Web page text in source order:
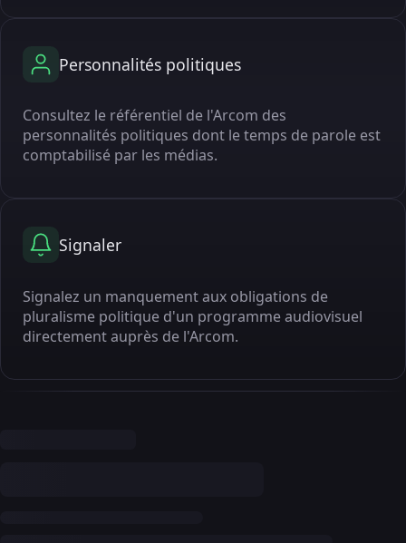
Personnalités politiques
Consultez le référentiel de l'Arcom des
personnalités politiques dont le temps de parole est
comptabilisé par les médias.
Signaler
Signalez un manquement aux obligations de
pluralisme politique d'un programme audiovisuel
directement auprès de l'Arcom.